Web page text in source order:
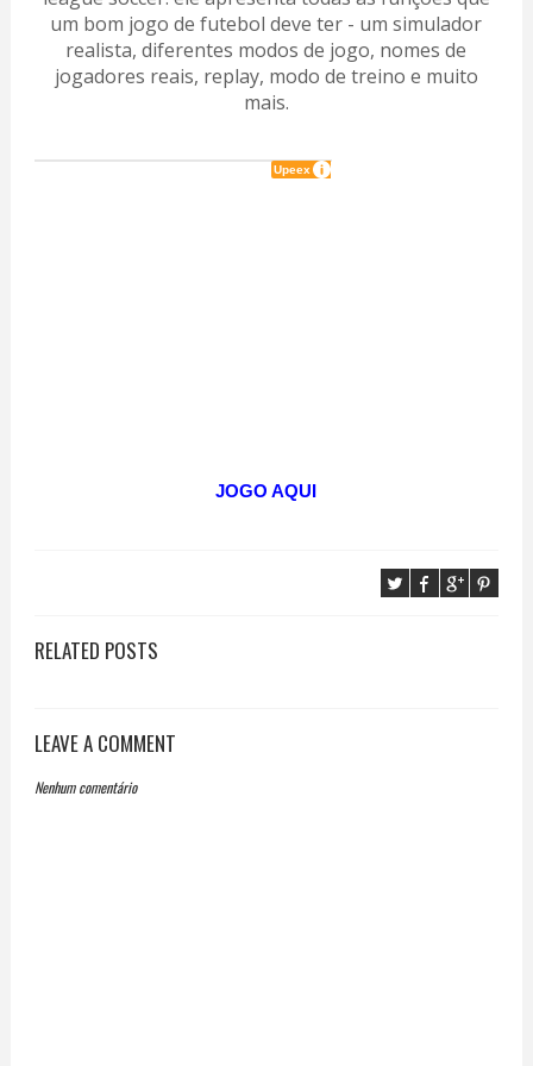
um bom jogo de futebol deve ter - um simulador
realista, diferentes modos de jogo, nomes de
jogadores reais, replay, modo de treino e muito
mais.
JOGO AQUI
RELATED POSTS
LEAVE A COMMENT
Nenhum comentário